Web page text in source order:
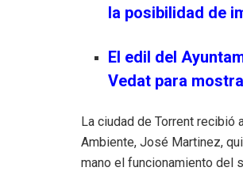
la posibilidad de
El edil del
Vedat para
La ciudad de Torrent recibió
Ambiente, José Martinez,
mano el funcionamiento del